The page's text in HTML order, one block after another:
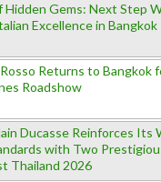
Hidden Gems: Next Step
Excellence in Bangkok
Returns to Bangkok
Roadshow
Ducasse Reinforces Its
with Two
Thailand 2026